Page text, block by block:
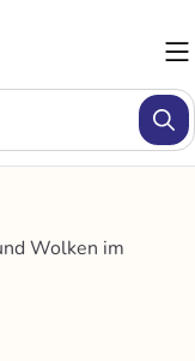
Wolken im